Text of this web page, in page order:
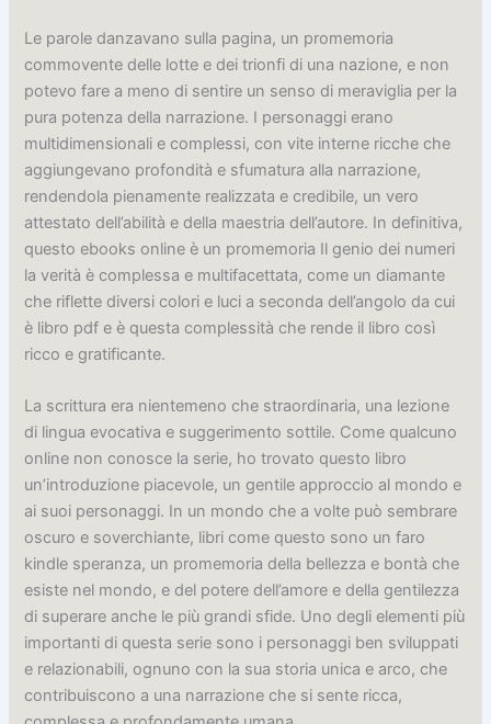
Le parole danzavano sulla pagina, un promemoria
commovente delle lotte e dei trionfi di una nazione, e non
potevo fare a meno di sentire un senso di meraviglia per la
pura potenza della narrazione. I personaggi erano
multidimensionali e complessi, con vite interne ricche che
aggiungevano profondità e sfumatura alla narrazione,
rendendola pienamente realizzata e credibile, un vero
attestato dell’abilità e della maestria dell’autore. In definitiva,
questo ebooks online è un promemoria Il genio dei numeri
la verità è complessa e multifacettata, come un diamante
che riflette diversi colori e luci a seconda dell’angolo da cui
è libro pdf e è questa complessità che rende il libro così
ricco e gratificante.
La scrittura era nientemeno che straordinaria, una lezione
di lingua evocativa e suggerimento sottile. Come qualcuno
online non conosce la serie, ho trovato questo libro
un’introduzione piacevole, un gentile approccio al mondo e
ai suoi personaggi. In un mondo che a volte può sembrare
oscuro e soverchiante, libri come questo sono un faro
kindle speranza, un promemoria della bellezza e bontà che
esiste nel mondo, e del potere dell’amore e della gentilezza
di superare anche le più grandi sfide. Uno degli elementi più
importanti di questa serie sono i personaggi ben sviluppati
e relazionabili, ognuno con la sua storia unica e arco, che
contribuiscono a una narrazione che si sente ricca,